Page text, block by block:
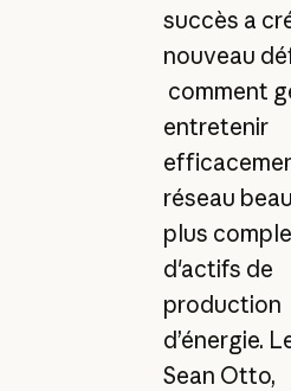
succès a
nouveau
comment
entretenir
réseau
plus
d'actifs de
production
d’énergie.
Sean Otto,